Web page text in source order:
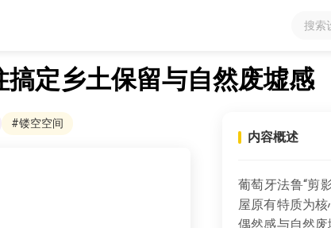
定乡土保留与自然废墟感
#镂空空间
内容概述
葡萄牙法鲁“剪
屋原有特质为
偶然感与自然